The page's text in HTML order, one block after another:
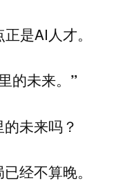
是AI人才。
的未来。”
未来吗？
经不算晚。